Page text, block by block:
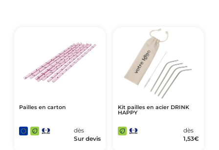
Pailles en carton
dès
Sur devis
Kit pailles en acier DRINK
HAPPY
dès
1,53€